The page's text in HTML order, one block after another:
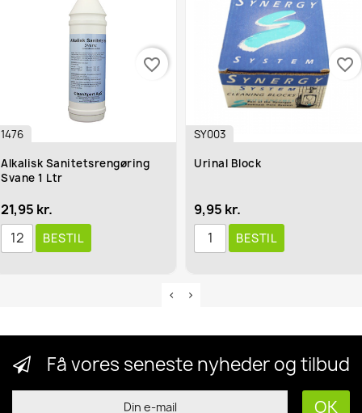
1476
Alkalisk Sanitetsrengøring
Svane 1 Ltr
21,95 kr.
BESTIL
favorite_border
SY003
Urinal Block
9,95 kr.
BESTIL
favorite_border
Få vores seneste nyheder og tilbud